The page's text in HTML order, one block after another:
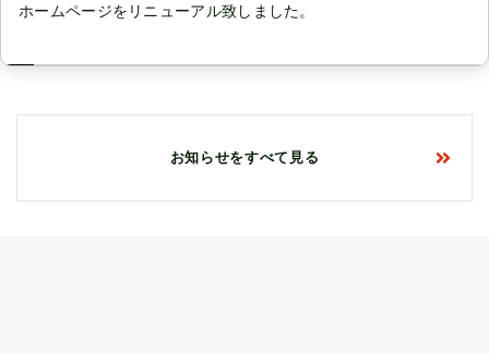
ホームページをリニューアル致しました。
お知らせをすべて見る